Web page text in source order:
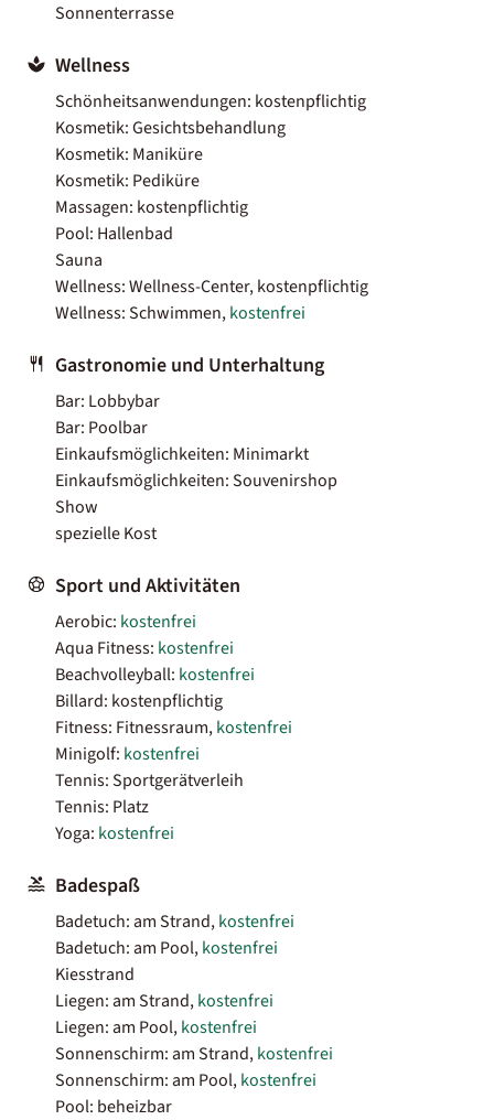
Sonnenterrasse
Wellness
Schönheitsanwendungen: kostenpflichtig
Kosmetik: Gesichtsbehandlung
Kosmetik: Maniküre
Kosmetik: Pediküre
Massagen: kostenpflichtig
Pool: Hallenbad
Sauna
Wellness: Wellness-Center, kostenpflichtig
Wellness: Schwimmen,kostenfrei
Gastronomie und Unterhaltung
Bar: Lobbybar
Bar: Poolbar
Einkaufsmöglichkeiten: Minimarkt
Einkaufsmöglichkeiten: Souvenirshop
Show
spezielle Kost
Sport und Aktivitäten
Aerobic: kostenfrei
Aqua Fitness: kostenfrei
Beachvolleyball: kostenfrei
Billard: kostenpflichtig
Fitness: Fitnessraum,kostenfrei
Minigolf: kostenfrei
Tennis: Sportgerätverleih
Tennis: Platz
Yoga: kostenfrei
Badespaß
Badetuch: am Strand,kostenfrei
Badetuch: am Pool,kostenfrei
Kiesstrand
Liegen: am Strand,kostenfrei
Liegen: am Pool,kostenfrei
Sonnenschirm: am Strand,kostenfrei
Sonnenschirm: am Pool,kostenfrei
Pool: beheizbar